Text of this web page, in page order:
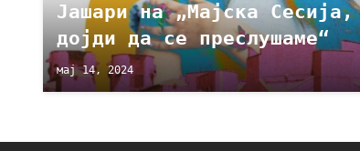
Јашари на „Мајска Сесија,
дојди да се преслушаме“
мај 14, 2024